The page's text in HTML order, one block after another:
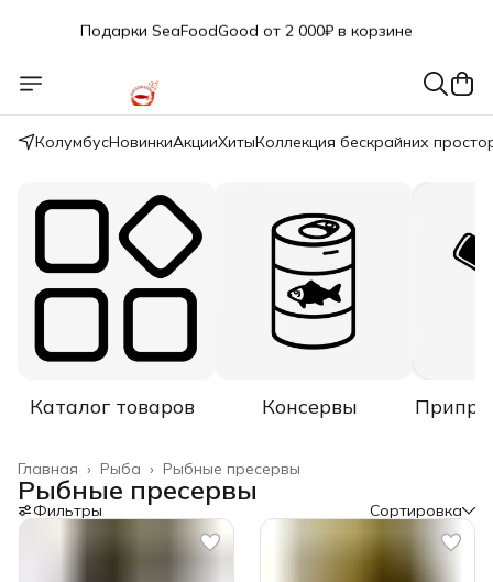
Подарки SeaFoodGood от 2 000₽ в корзине
при оплате наличными
🎁 Бесплатная доставка при заказе от 5 000 руб.
КолумбусНовинкиАкцииХитыКоллекция бескрайних
Каталог товаров Консервы
Рыбные пресервы
Рыба ›
Главная ›
Рыбные пресервы
Фильтры Сортировка